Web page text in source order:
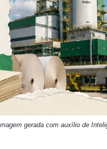
gerada com auxílio de